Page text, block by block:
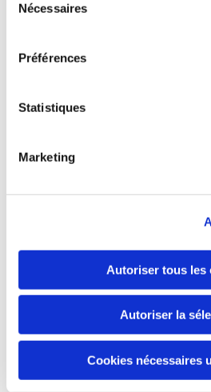
Nécessaires
Préférences
Statistiques
Marketing
Autoriser tous les
Autoriser la
Cookies nécessaires
Nom et Prénom
Email*
En soumettant ce
que les données obtenues
puissent être collectées et